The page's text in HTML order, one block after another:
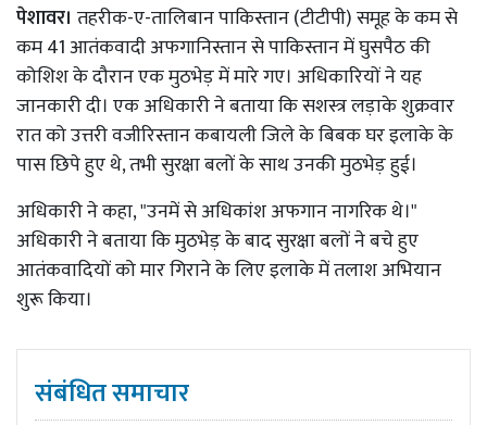
पेशावर। तहरीक-ए-तालिबान पाकिस्तान (टीटीपी) समूह के कम से
कम 41 आतंकवादी अफगानिस्तान से पाकिस्तान में घुसपैठ की
कोशिश के दौरान एक मुठभेड़ में मारे गए। अधिकारियों ने यह
जानकारी दी। एक अधिकारी ने बताया कि सशस्त्र लड़ाके शुक्रवार
रात को उत्तरी वजीरिस्तान कबायली जिले के बिबक घर इलाके के
पास छिपे हुए थे, तभी सुरक्षा बलों के साथ उनकी मुठभेड़ हुई।
अधिकारी ने कहा, "उनमें से अधिकांश अफगान नागरिक थे।"
अधिकारी ने बताया कि मुठभेड़ के बाद सुरक्षा बलों ने बचे हुए
आतंकवादियों को मार गिराने के लिए इलाके में तलाश अभियान
शुरू किया।
संबंधित समाचार